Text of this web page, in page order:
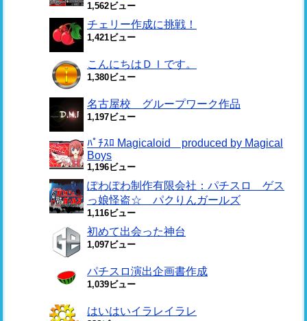
1,562ビュー
チェリー作成に挑戦！
1,421ビュー
こんにちはＤＩです。
1,380ビュー
名古屋校 グループワーク作品
1,197ビュー
ﾊﾟﾁｽﾛ Magicaloid produced by Magical
Boys
1,196ビュー
ぽわぽわ制作有限会社：パチスロ ゲス
っ娘怪盗☆ パクりんガールズ
1,116ビュー
初めて出会った神台
1,097ビュー
パチスロ演出企画書作成
1,039ビュー
はいはいイラレイラレ